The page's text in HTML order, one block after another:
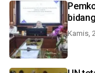
Kamis,